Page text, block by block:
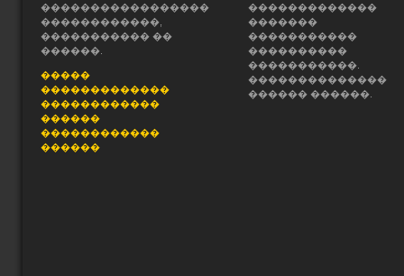
�����������������
������������,
����������� ��
������.
�����
�������������
������������
������
������������
������
�������������
�������
�����������
����������
�����������.
��������������
������ ������.